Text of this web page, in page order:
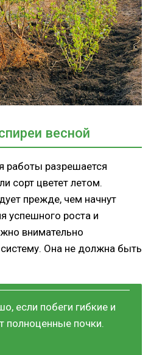
весной
работы разрешается
сорт цветет летом.
прежде, чем начнут
успешного роста и
внимательно
Она не должна быть
если побеги гибкие и
полноценные почки.